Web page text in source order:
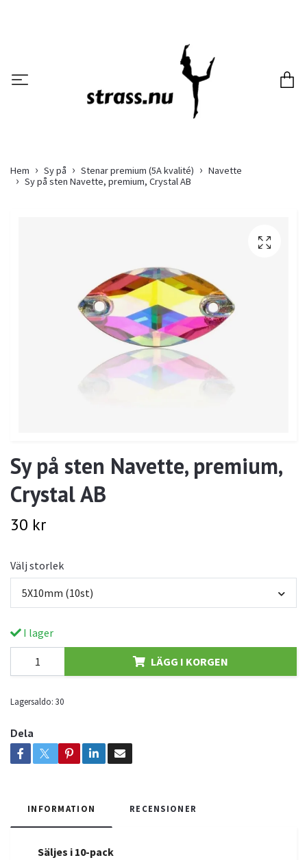
Hem Sy på Stenar premium (5A kvalité)
Navette
Sy på sten Navette, premium, Crystal AB
Sy på sten Navette, premium,
Crystal AB
30 kr
Välj storlek
5X10mm (10st)
I lager
LÄGG I KORGEN
Lagersaldo: 30
Dela
INFORMATION RECENSIONER
Säljes i 10-pack